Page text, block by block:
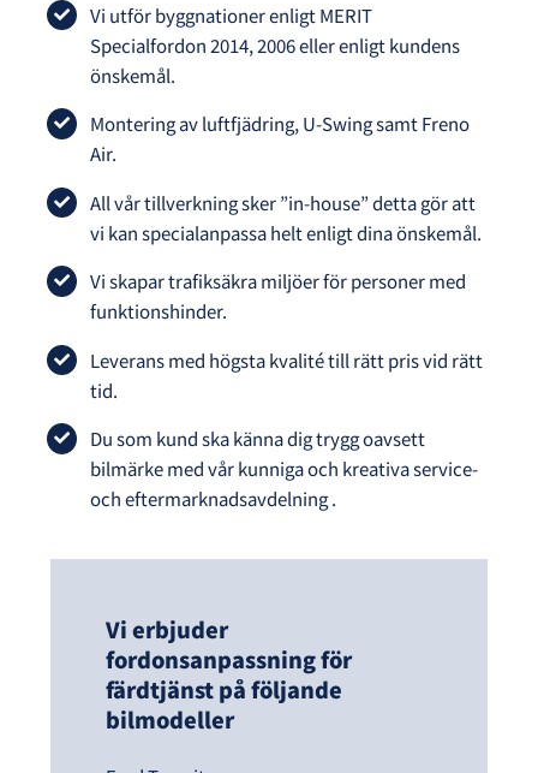
Vi utför byggnationer enligt MERIT
Specialfordon 2014, 2006 eller enligt kundens
önskemål.
Montering av luftfjädring, U-Swing samt Freno
Air.
All vår tillverkning sker ”in-house” detta gör att
vi kan specialanpassa helt enligt dina önskemål.
Vi skapar trafiksäkra miljöer för personer med
funktionshinder.
Leverans med högsta kvalité till rätt pris vid rätt
tid.
Du som kund ska känna dig trygg oavsett
bilmärke med vår kunniga och kreativa service-
och eftermarknadsavdelning .
Vi erbjuder
fordonsanpassning för
färdtjänst på följande
bilmodeller